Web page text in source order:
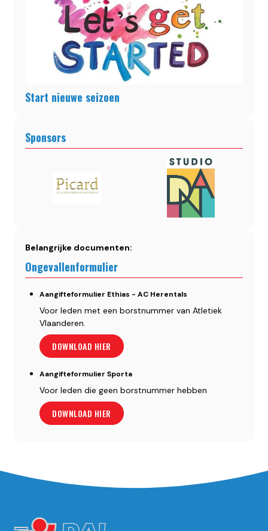
Start nieuwe seizoen
Sponsors
Belangrijke documenten:
Ongevallenformulier
Aangifteformulier Ethias - AC Herentals
Voor leden met een borstnummer van Atletiek
Vlaanderen.
DOWNLOAD HIER
Aangifteformulier Sporta
Voor leden die geen borstnummer hebben
DOWNLOAD HIER